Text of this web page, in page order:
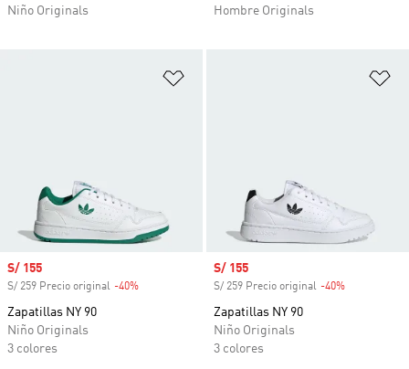
Niño Originals
Hombre Originals
Precio de venta
S/ 155
S/ 259 Precio original -40%
Zapatillas NY 90
Niño Originals
3 colores
Precio de venta
S/ 155
S/ 259 Precio original -40%
Zapatillas NY 90
Niño Originals
3 colores